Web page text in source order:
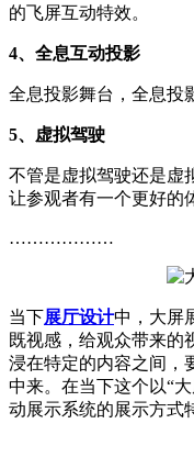
的飞屏互动特效。
4、全息互动投影
全息投影舞台，全息
5、虚拟驾驶
不管是虚拟驾驶还是虚
让参观者有一个更好的
………………
当下展厅设计中，大屏
既视感，给观众带来的
浸在特定的内容之间，
中来。在当下这个以“
动展示系统的展示方式